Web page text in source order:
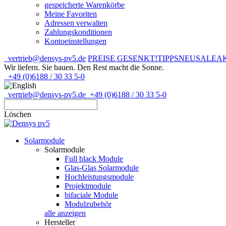
gespeicherte Warenkörbe
Meine Favoriten
Adressen verwalten
Zahlungskonditionen
Kontoeinstellungen
vertrieb@densys-pv5.de PREISE GESENKT!TIPPSNEUSALE
Wir liefern. Sie bauen. Den Rest macht die Sonne.
+49 (0)6188 / 30 33 5-0
vertrieb@densys-pv5.de +49 (0)6188 / 30 33 5-0
Löschen
Solarmodule
Solarmodule
Full black Module
Glas-Glas Solarmodule
Hochleistungsmodule
Projektmodule
bifaciale Module
Modulzubehör
alle anzeigen
Hersteller